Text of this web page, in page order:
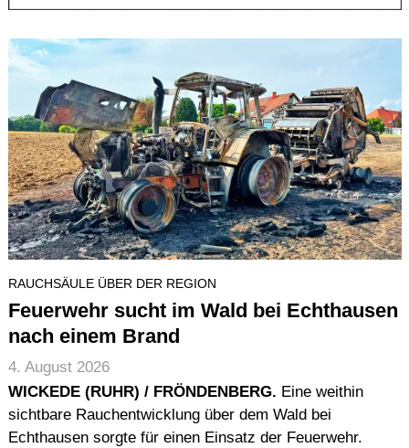
RAUCHSÄULE ÜBER DER REGION
Feuerwehr sucht im Wald bei Echthausen
nach einem Brand
4. August 2026
WICKEDE (RUHR) / FRÖNDENBERG. Eine weithin
sichtbare Rauchentwicklung über dem Wald bei
Echthausen sorgte für einen Einsatz der Feuerwehr.